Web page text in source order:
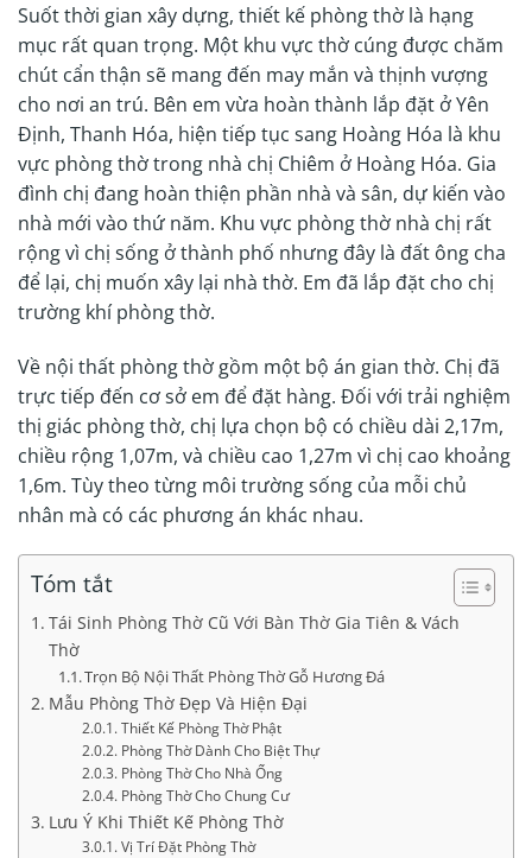
Suốt thời gian xây dựng, thiết kế phòng thờ là hạng
mục rất quan trọng. Một khu vực thờ cúng được chăm
chút cẩn thận sẽ mang đến may mắn và thịnh vượng
cho nơi an trú. Bên em vừa hoàn thành lắp đặt ở Yên
Định, Thanh Hóa, hiện tiếp tục sang Hoàng Hóa là khu
vực phòng thờ trong nhà chị Chiêm ở Hoàng Hóa. Gia
đình chị đang hoàn thiện phần nhà và sân, dự kiến vào
nhà mới vào thứ năm. Khu vực phòng thờ nhà chị rất
rộng vì chị sống ở thành phố nhưng đây là đất ông cha
để lại, chị muốn xây lại nhà thờ. Em đã lắp đặt cho chị
trường khí phòng thờ.
Về nội thất phòng thờ gồm một bộ án gian thờ. Chị đã
trực tiếp đến cơ sở em để đặt hàng. Đối với trải nghiệm
thị giác phòng thờ, chị lựa chọn bộ có chiều dài 2,17m,
chiều rộng 1,07m, và chiều cao 1,27m vì chị cao khoảng
1,6m. Tùy theo từng môi trường sống của mỗi chủ
nhân mà có các phương án khác nhau.
Tóm tắt
Tái Sinh Phòng Thờ Cũ Với Bàn Thờ Gia Tiên & Vách
Thờ
Trọn Bộ Nội Thất Phòng Thờ Gỗ Hương Đá
Mẫu Phòng Thờ Đẹp Và Hiện Đại
Thiết Kế Phòng Thờ Phật
Phòng Thờ Dành Cho Biệt Thự
Phòng Thờ Cho Nhà Ống
Phòng Thờ Cho Chung Cư
Lưu Ý Khi Thiết Kế Phòng Thờ
Vị Trí Đặt Phòng Thờ